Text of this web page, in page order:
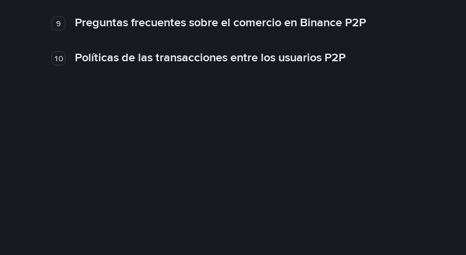
9 Preguntas frecuentes sobre el comercio en Binance P2P
10 Políticas de las transacciones entre los usuarios P2P